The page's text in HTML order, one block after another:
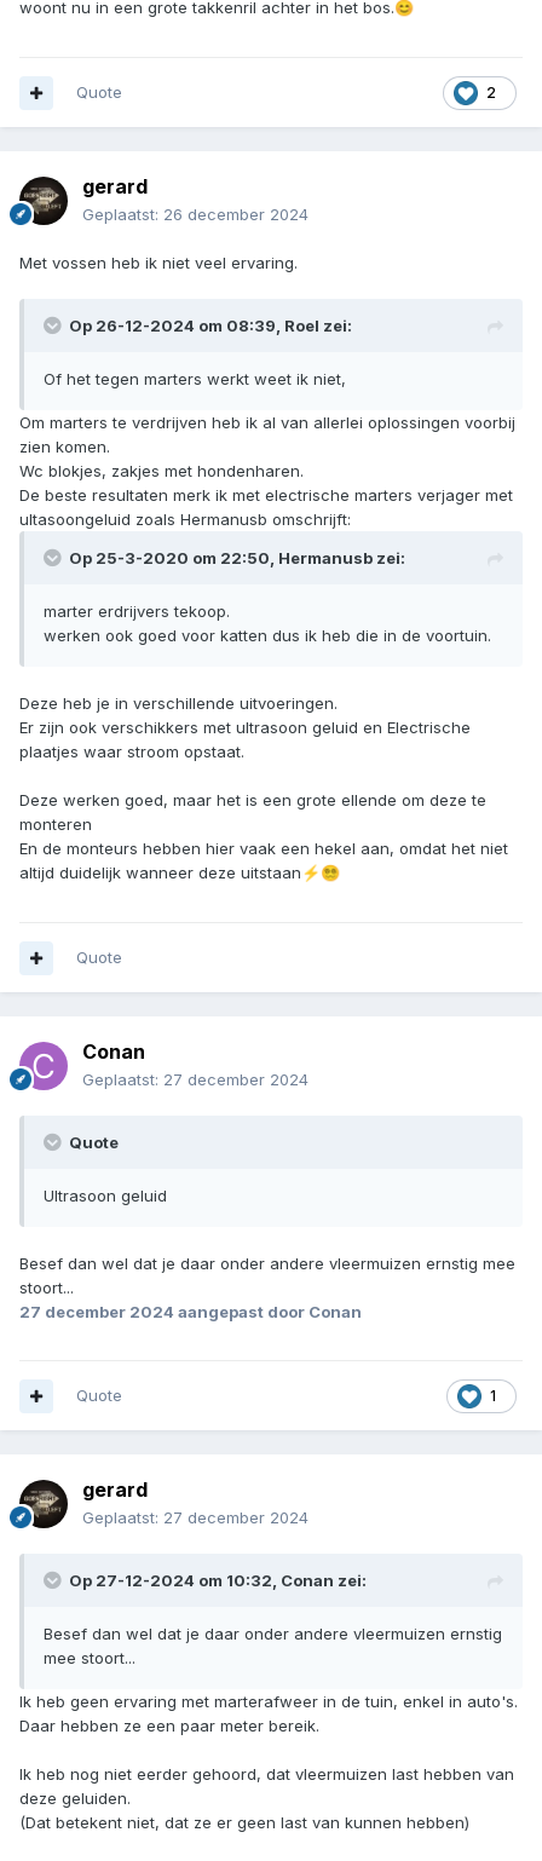
woont nu in een grote takkenril achter in het bos.😊
2
Quote
gerard
Geplaatst: 26 december 2024
Met vossen heb ik niet veel ervaring.
Op 26-12-2024 om 08:39, Roel zei:
Of het tegen marters werkt weet ik niet,
Om marters te verdrijven heb ik al van allerlei oplossingen voorbij
zien komen.
Wc blokjes, zakjes met hondenharen.
De beste resultaten merk ik met electrische marters verjager met
ultasoongeluid zoals Hermanusb omschrijft:
Op 25-3-2020 om 22:50, Hermanusb zei:
marter erdrijvers tekoop.
werken ook goed voor katten dus ik heb die in de voortuin.
Deze heb je in verschillende uitvoeringen.
Er zijn ook verschikkers met ultrasoon geluid en Electrische
plaatjes waar stroom opstaat.
Deze werken goed, maar het is een grote ellende om deze te
monteren
En de monteurs hebben hier vaak een hekel aan, omdat het niet
altijd duidelijk wanneer deze uitstaan ⚡ 😵‍💫
Quote
Conan
Geplaatst: 27 december 2024
Quote
Ultrasoon geluid
Besef dan wel dat je daar onder andere vleermuizen ernstig mee
stoort...
27 december 2024 aangepast door Conan
1
Quote
gerard
Geplaatst: 27 december 2024
Op 27-12-2024 om 10:32, Conan zei:
Besef dan wel dat je daar onder andere vleermuizen ernstig
mee stoort...
Ik heb geen ervaring met marterafweer in de tuin, enkel in auto's.
Daar hebben ze een paar meter bereik.
Ik heb nog niet eerder gehoord, dat vleermuizen last hebben van
deze geluiden.
(Dat betekent niet, dat ze er geen last van kunnen hebben)